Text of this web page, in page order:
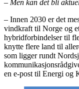
– Men kan det bli
– Innen 2030 er det
vindkraft til Norge og
hybridforbindelser til
knytte flere land til
som ligger rundt
en e-post til Energi og